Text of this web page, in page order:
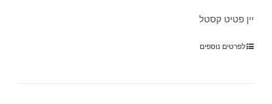
יין פטיט קסטל
לפרטים נוספים